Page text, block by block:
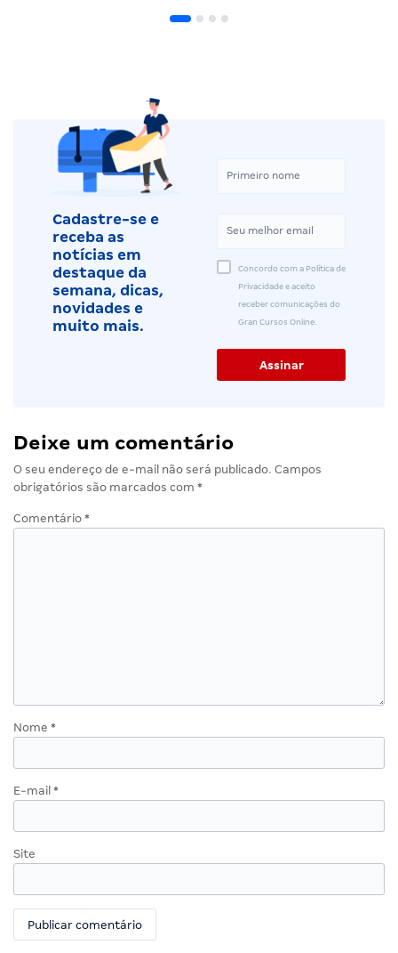
Cadastre-se e
receba as
notícias em
destaque da
semana, dicas,
novidades e
muito mais.
Concordo com a Política de
Privacidade e aceito
receber comunicações do
Gran Cursos Online.
Deixe um comentário
O seu endereço de e-mail não será publicado. Campos
obrigatórios são marcados com *
Comentário *
Nome *
E-mail *
Site